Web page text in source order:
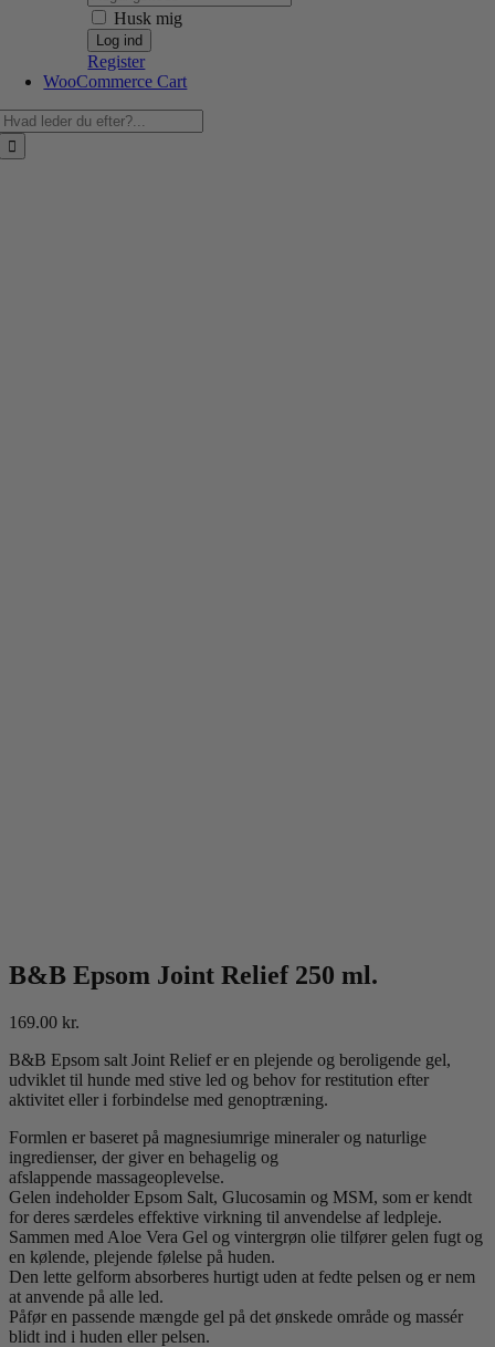
Husk mig
Register
WooCommerce Cart
B&B Epsom Joint Relief 250 ml.
169.00 kr.
B&B Epsom salt Joint Relief er en plejende og beroligende gel,
udviklet til hunde med stive led og behov for restitution efter
aktivitet eller i forbindelse med genoptræning.
Formlen er baseret på magnesiumrige mineraler og naturlige
ingredienser, der giver en behagelig og
afslappende massageoplevelse.
Gelen indeholder Epsom Salt, Glucosamin og MSM, som er kendt
for deres særdeles effektive virkning til anvendelse af ledpleje.
Sammen med Aloe Vera Gel og vintergrøn olie tilfører gelen fugt og
en kølende, plejende følelse på huden.
Den lette gelform absorberes hurtigt uden at fedte pelsen og er nem
at anvende på alle led.
Påfør en passende mængde gel på det ønskede område og massér
blidt ind i huden eller pelsen.